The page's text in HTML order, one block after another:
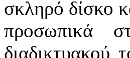
σκληρό δίσκο
προσωπικά
διαδικτυακού